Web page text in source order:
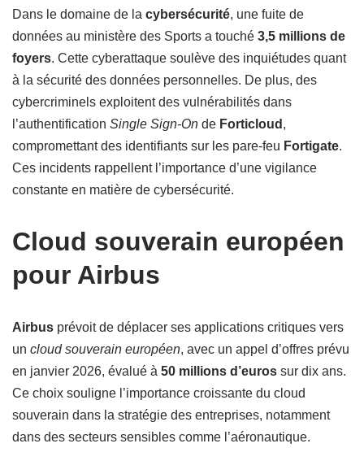
Dans le domaine de la cybersécurité, une fuite de
données au ministère des Sports a touché 3,5 millions de
foyers. Cette cyberattaque soulève des inquiétudes quant
à la sécurité des données personnelles. De plus, des
cybercriminels exploitent des vulnérabilités dans
l’authentification Single Sign-On de Forticloud ,
compromettant des identifiants sur les pare-feu Fortigate.
Ces incidents rappellent l’importance d’une vigilance
constante en matière de cybersécurité.
Cloud souverain européen
pour Airbus
Airbus prévoit de déplacer ses applications critiques vers
un cloud souverain européen, avec un appel d’offres prévu
en janvier 2026, évalué à 50 millions d’euros sur dix ans.
Ce choix souligne l’importance croissante du cloud
souverain dans la stratégie des entreprises, notamment
dans des secteurs sensibles comme l’aéronautique.